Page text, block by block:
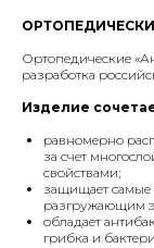
Ортопедические
разработка
Изделие
равномерно
за счет
свойствами;
защищает самые
разгружающим
обладает
грибка и